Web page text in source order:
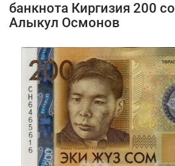
банкнота Киргизия 200
Алыкул Осмонов